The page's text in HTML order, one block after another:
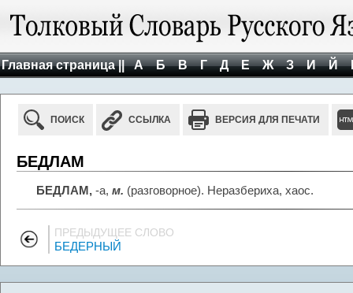
Главная страница || А Б В Г Д Е Ж З И Й
ПОИСК ССЫЛКА ВЕРСИЯ ДЛЯ ПЕЧАТИ
БЕДЛАМ
БЕДЛАМ, -а, м. (разговорное). Неразбериха, хаос.
ПРЕДЫДУЩЕЕ СЛОВО
БЕДЕРНЫЙ